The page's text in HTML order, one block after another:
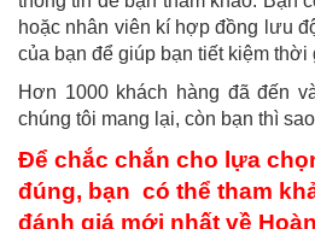
hoặc nhân viên kí hợp đồng lưu
của bạn để giúp bạn tiết kiệm thời
Hơn 1000 khách hàng đã đến
chúng tôi mang lại, còn bạn thì
Để chắc chắn cho lựa
đúng, bạn có thể tham
đánh giá mới nhất về